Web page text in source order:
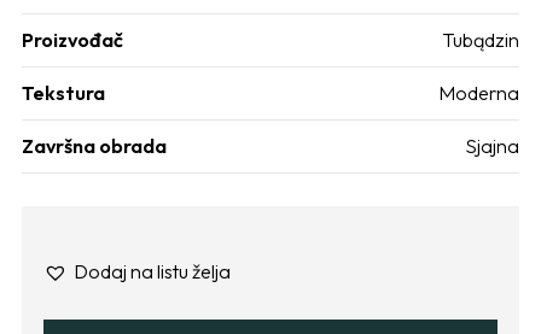
Proizvođač Tubądzin
Tekstura Moderna
Završna obrada Sjajna
Dodaj na listu želja